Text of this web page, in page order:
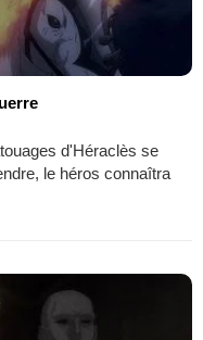
d'Héraclès se
le héros connaîtra